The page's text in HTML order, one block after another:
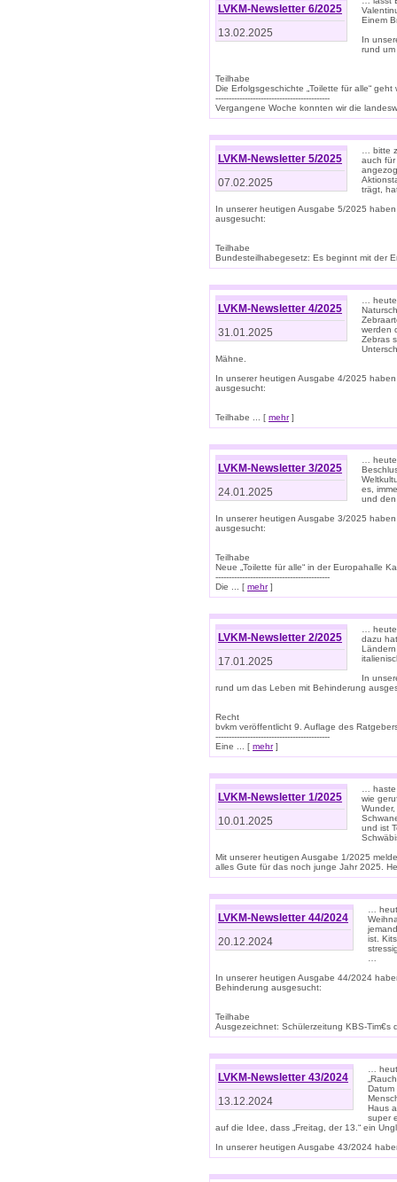
LVKM-Newsletter 6/2025
13.02.2025
Einem
In
rund
Teilhabe
Die Erfolgsgeschichte „Toilette für alle“
-------------------------------------------
Vergangene Woche konnten wir die
LVKM-Newsletter 5/2025
07.02.2025
… bitte
auch für
trägt,
In unserer heutigen Ausgabe 5/2025
ausgesucht:
Teilhabe
Bundesteilhabegesetz: Es beginnt mit der
LVKM-Newsletter 4/2025
31.01.2025
…
werden
Zebras
Mähne.
In unserer heutigen Ausgabe 4/2025
ausgesucht:
Teilhabe ... [ mehr]
LVKM-Newsletter 3/2025
24.01.2025
…
es,
und
In unserer heutigen Ausgabe 3/2025
ausgesucht:
Teilhabe
Neue „Toilette für alle“ in der Europahalle
-------------------------------------------
Die ... [ mehr]
LVKM-Newsletter 2/2025
17.01.2025
…
dazu
In
rund um das Leben mit Behinderung
Recht
bvkm veröffentlicht 9. Auflage des
-------------------------------------------
Eine ... [ mehr]
LVKM-Newsletter 1/2025
10.01.2025
…
wie
und ist
Mit unserer heutigen Ausgabe 1/2025
alles Gute für das noch junge Jahr 2025.
LVKM-Newsletter 44/2024
20.12.2024
…
ist.
In unserer heutigen Ausgabe 44/2024
Behinderung ausgesucht:
Teilhabe
Ausgezeichnet: Schülerzeitung KBS-Tim€s
LVKM-Newsletter 43/2024
13.12.2024
…
Datum
Haus
super
auf die Idee, dass „Freitag, der 13.“ ein
In unserer heutigen Ausgabe 43/2024